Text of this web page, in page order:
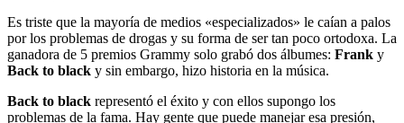
Es triste que la mayoría de medios «especializados» le caían a palos
por los problemas de drogas y su forma de ser tan poco ortodoxa. La
ganadora de 5 premios Grammy solo grabó dos álbumes: Frank y
Back to black y sin embargo, hizo historia en la música.
Back to black representó el éxito y con ellos supongo los
problemas de la fama. Hay gente que puede manejar esa presión,